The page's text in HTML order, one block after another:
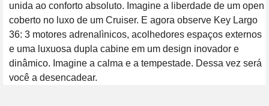
unida ao conforto absoluto. Imagine a liberdade de um open
coberto no luxo de um Cruiser. E agora observe Key Largo
36: 3 motores adrenalìnicos, acolhedores espaços externos
e uma luxuosa dupla cabine em um design inovador e
dinâmico. Imagine a calma e a tempestade. Dessa vez será
você a desencadear.